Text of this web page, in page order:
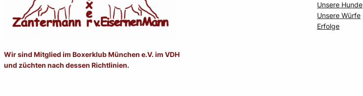
Wir sind Mitglied im Boxerklub München e.V. im VDH
und züchten nach dessen Richtlinien.
Unsere Hunde
Unsere Würfe
Erfolge